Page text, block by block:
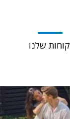
שלנו